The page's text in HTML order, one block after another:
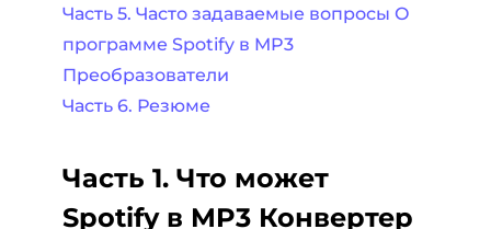
Часть 5. Часто задаваемые вопросы О
программе Spotify в MP3
Преобразователи
Часть 6. Резюме
Часть 1. Что может
Spotify в MP3 Конвертер